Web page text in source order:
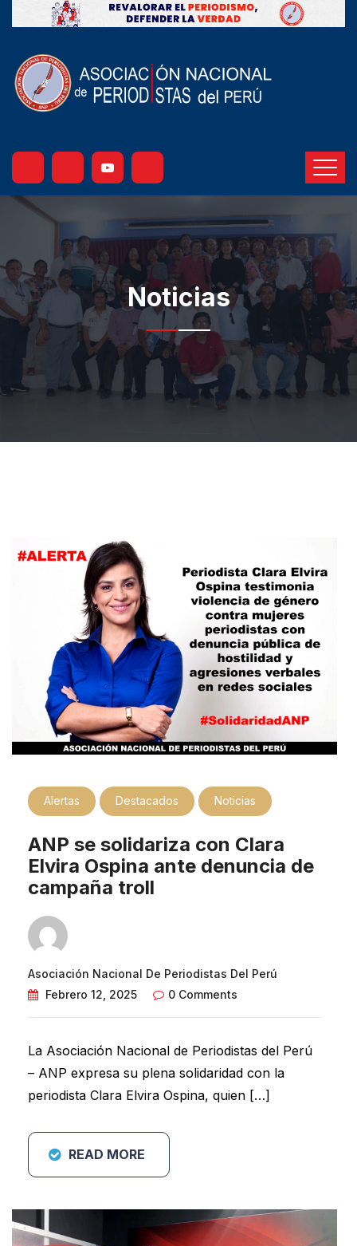
Noticias
Alertas Destacados Noticias
ANP se solidariza con Clara
Elvira Ospina ante denuncia de
campaña troll
Asociación Nacional De Periodistas Del Perú
Febrero 12, 2025
0 Comments
La Asociación Nacional de Periodistas del Perú
– ANP expresa su plena solidaridad con la
periodista Clara Elvira Ospina, quien […]
READ MORE